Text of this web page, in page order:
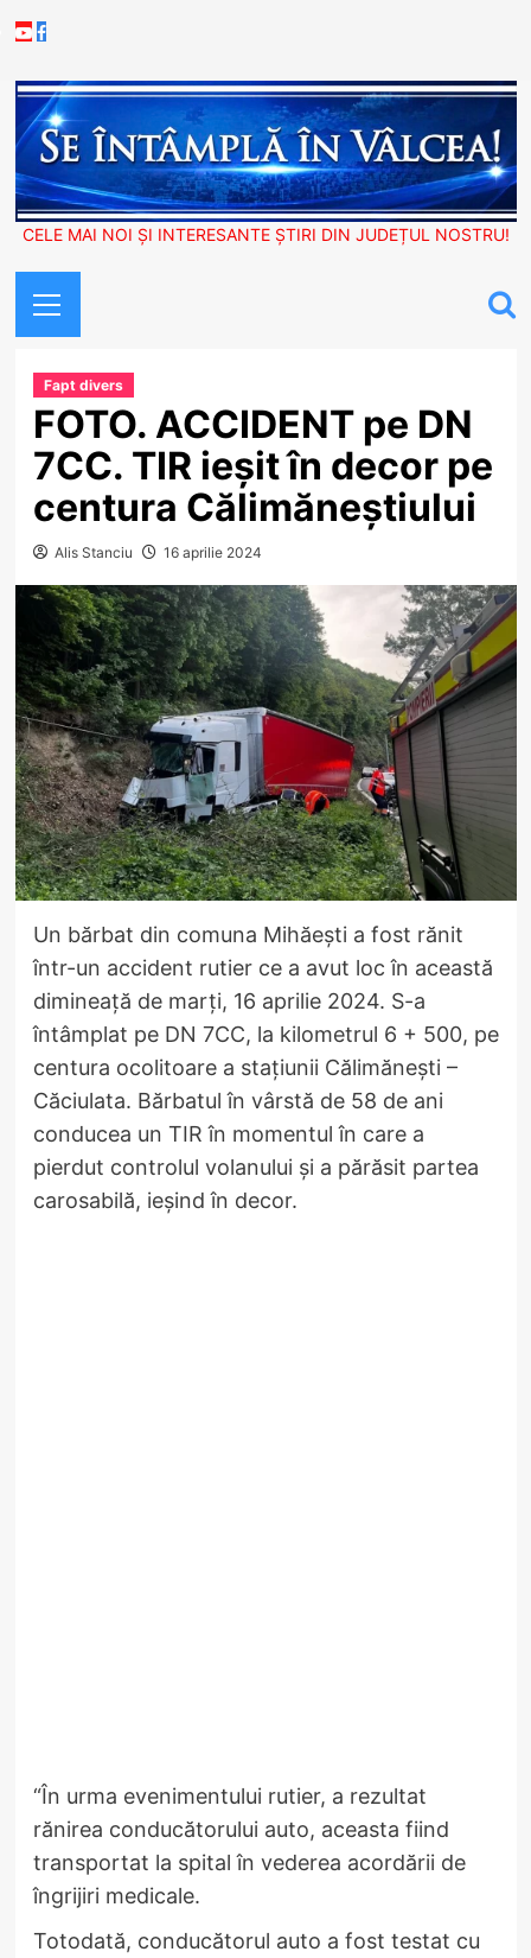
to
Youtube
Facebook
CELE MAI NOI ȘI INTERESANTE ȘTIRI DIN JUDEȚUL NOSTRU!
Menu
Fapt divers
FOTO. ACCIDENT pe DN
7CC. TIR ieșit în decor pe
centura Călimăneștiului
Alis Stanciu 16 aprilie 2024
Un bărbat din comuna Mihăești a fost rănit
într-un accident rutier ce a avut loc în această
dimineață de marți, 16 aprilie 2024. S-a
întâmplat pe DN 7CC, la kilometrul 6 + 500, pe
centura ocolitoare a stațiunii Călimănești –
Căciulata. Bărbatul în vârstă de 58 de ani
conducea un TIR în momentul în care a
pierdut controlul volanului și a părăsit partea
carosabilă, ieșind în decor.
“În urma evenimentului rutier, a rezultat
rănirea conducătorului auto, aceasta fiind
transportat la spital în vederea acordării de
îngrijiri medicale.
Totodată, conducătorul auto a fost testat cu